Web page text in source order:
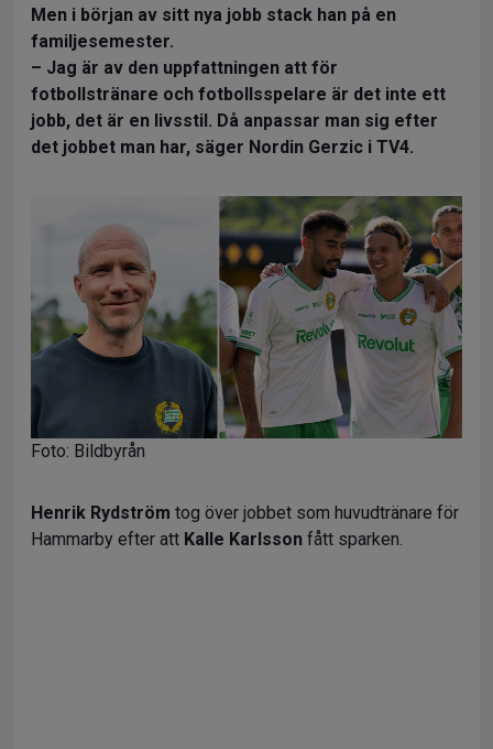
Men i början av sitt nya jobb stack han på en
familjesemester.
– Jag är av den uppfattningen att för
fotbollstränare och fotbollsspelare är det inte ett
jobb, det är en livsstil. Då anpassar man sig efter
det jobbet man har, säger Nordin Gerzic i TV4.
Foto: Bildbyrån
Henrik Rydström tog över jobbet som huvudtränare för
Hammarby efter att Kalle Karlsson fått sparken.